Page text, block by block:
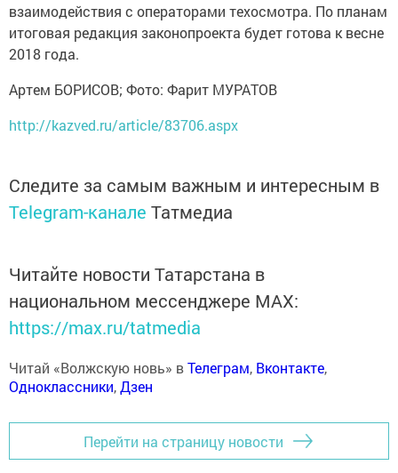
взаимодействия с операторами техосмотра. По планам
итоговая редакция законопроекта будет готова к весне
2018 года.
Артем БОРИСОВ; Фото: Фарит МУРАТОВ
http://kazved.ru/article/83706.aspx
Следите за самым важным и интересным в
Telegram-канале Татмедиа
Читайте новости Татарстана в
национальном мессенджере MАХ:
https://max.ru/tatmedia
Читай «Волжскую новь» вТелеграм, Вконтакте,
Одноклассники,Дзен
Перейти на страницу новости